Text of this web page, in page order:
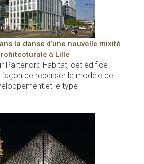
la danse d’une nouvelle mixité
à Lille
Partenord Habitat, cet édifice
façon de repenser le modèle de
et le type